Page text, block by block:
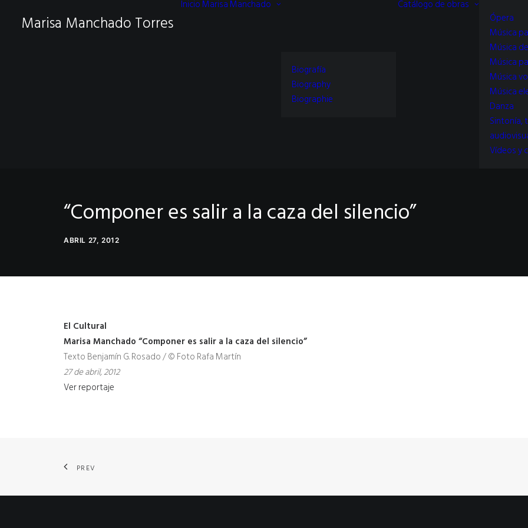
Marisa Manchado Torres
Inicio Marisa Manchado
Biografía
Biography
Biographie
Catálogo de obras
Ópera
Música
Música
Música
Música
Música
Danza
Sintonía,
Vídeos y
“Componer es salir a la caza del silencio”
ABRIL 27, 2012
El Cultural
Marisa Manchado “Componer es salir a la caza del silencio”
Texto Benjamín G. Rosado / © Foto Rafa Martín
27 de abril, 2012
Ver reportaje
PREV